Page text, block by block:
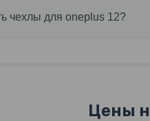
чехлы для oneplus 12?
Цены